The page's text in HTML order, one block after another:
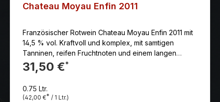
Chateau Moyau Enfin 2011
Französischer Rotwein Chateau Moyau Enfin 2011 mit
14,5 % vol. Kraftvoll und komplex, mit samtigen
Tanninen, reifen Fruchtnoten und einem langen
Abgang
31,50 €*
0.75 Ltr.
(42,00 €* / 1 Ltr.)